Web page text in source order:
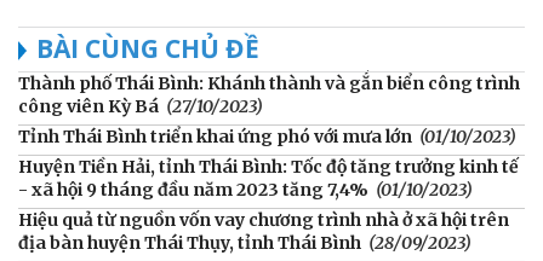
BÀI CÙNG CHỦ ĐỀ
Thành phố Thái Bình: Khánh thành và gắn biển công trình
công viên Kỳ Bá (27/10/2023)
Tỉnh Thái Bình triển khai ứng phó với mưa lớn (01/10/2023)
Huyện Tiền Hải, tỉnh Thái Bình: Tốc độ tăng trưởng kinh tế
- xã hội 9 tháng đầu năm 2023 tăng 7,4% (01/10/2023)
Hiệu quả từ nguồn vốn vay chương trình nhà ở xã hội trên
địa bàn huyện Thái Thụy, tỉnh Thái Bình (28/09/2023)